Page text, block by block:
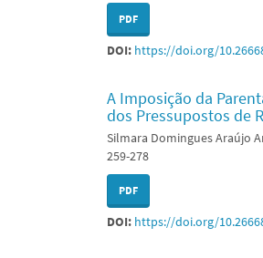
PDF
DOI: https://doi.org/
A Imposição da
dos Pressupostos de
Silmara Domingues Araújo
259-278
PDF
DOI: https://doi.org/